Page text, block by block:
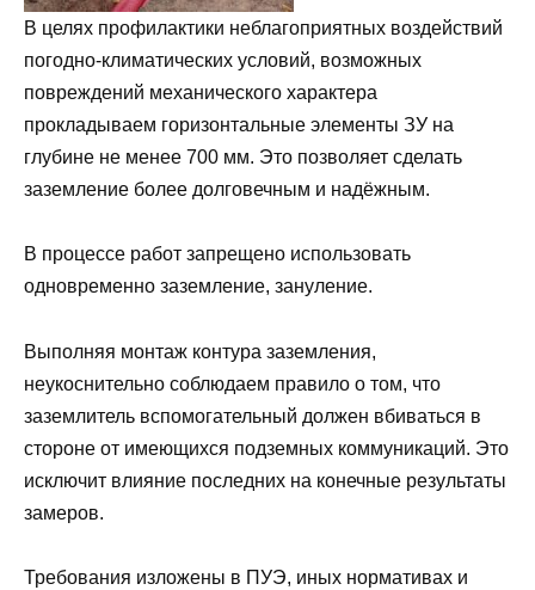
В целях профилактики неблагоприятных воздействий
погодно-климатических условий, возможных
повреждений механического характера
прокладываем горизонтальные элементы ЗУ на
глубине не менее 700 мм. Это позволяет сделать
заземление более долговечным и надёжным.
В процессе работ запрещено использовать
одновременно заземление, зануление.
Выполняя монтаж контура заземления,
неукоснительно соблюдаем правило о том, что
заземлитель вспомогательный должен вбиваться в
стороне от имеющихся подземных коммуникаций. Это
исключит влияние последних на конечные результаты
замеров.
Требования изложены в ПУЭ, иных нормативах и